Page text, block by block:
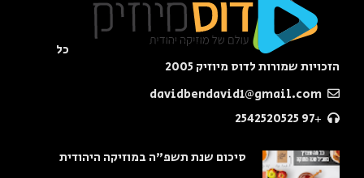
כל
הזכויות שמורות לדוס מיוזיק 2005
+97 2542520525
סיכום שנת תשפ"ה במוזיקה היהודית